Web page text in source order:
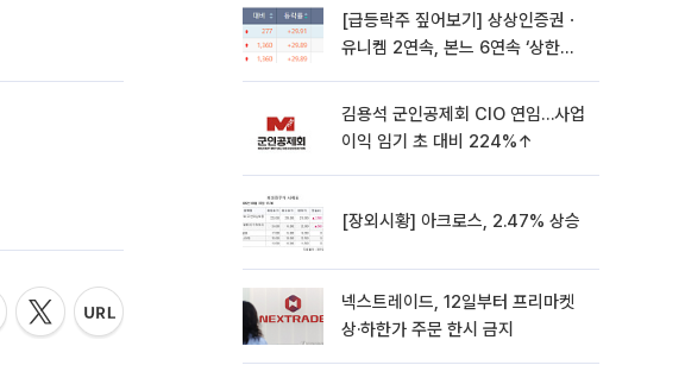
[급등락주 짚어보기] 상상인증권ㆍ
유니켐 2연속, 본느 6연속 ‘상한
김용석 군인공제회 CIO 연임…사업
이익 임기 초 대비 224%↑
[장외시황] 아크로스, 2.47% 상승
넥스트레이드, 12일부터 프리마켓
상·하한가 주문 한시 금지